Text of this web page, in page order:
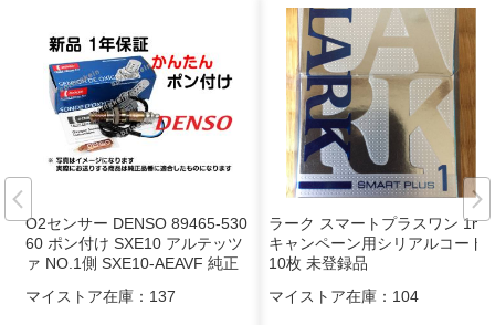
O2センサー DENSO 89465-530
60 ポン付け SXE10 アルテッツ
ァ NO.1側 SXE10-AEAVF 純正
マイストア在庫： 137
ラーク スマートプラスワン 1mg
キャンペーン用シリアルコード
10枚 未登録品
マイストア在庫： 104